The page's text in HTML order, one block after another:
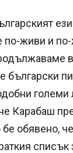
по-живи и
български
големи
Карабаш
обявено,
списък